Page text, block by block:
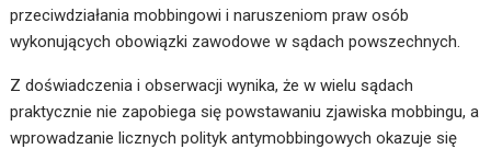
przeciwdziałania mobbingowi i naruszeniom praw osób
wykonujących obowiązki zawodowe w sądach powszechnych.
Z doświadczenia i obserwacji wynika, że w wielu sądach
praktycznie nie zapobiega się powstawaniu zjawiska mobbingu, a
wprowadzanie licznych polityk antymobbingowych okazuje się